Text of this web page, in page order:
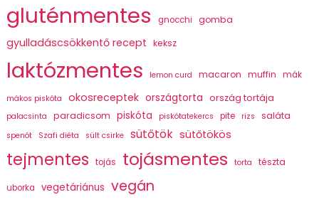
gluténmentes gnocchi gomba
gyulladáscsökkentő recept keksz
laktózmentes lemon curd macaron muffin mák
mákos piskóta okosreceptek országtorta ország tortája
palacsinta paradicsom piskóta piskótatekercs pite rizs saláta
spenót Szafi diéta sült csirke sütőtök sütőtökös
tejmentes tojás tojásmentes torta tészta
uborka vegetáriánus vegán